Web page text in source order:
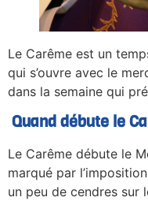
Le Carême est un
qui s’ouvre avec le
dans la semaine qui
Quand débute le
Le Carême débute le
marqué par
un peu de cendres sur